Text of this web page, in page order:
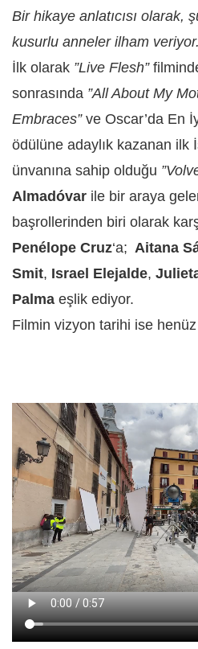
Bir hikaye anlatıcısı olarak,
kusurlu anneler ilham
İlk olarak ”Live Flesh”
sonrasında ”All About My
Embraces”ve Oscar’da En
ödülüne adaylık kazanan ilk
ünvanına sahip olduğu
Almadóvar ile bir araya
başrollerinden biri olarak
Penélope Cruz‘a; Aitana
Smit, Israel Elejalde,
Palma eşlik ediyor.
Filmin vizyon tarihi ise